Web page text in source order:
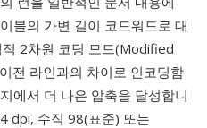
블의 가변 길이 코드워드로 대
2차원 코딩 모드(Modified
전 라인과의 차이로 인코딩함
에서 더 나은 압축을 달성합니
dpi, 수직 98(표준) 또는